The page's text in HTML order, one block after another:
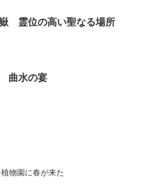
霊位の高い聖なる場所
曲水の宴
物園に春が来た